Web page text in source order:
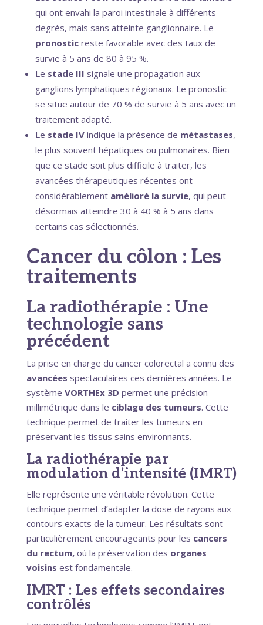
qui ont envahi la paroi intestinale à différents
degrés, mais sans atteinte ganglionnaire. Le
pronostic reste favorable avec des taux de
survie à 5 ans de 80 à 95 %.
Le stade III signale une propagation aux
ganglions lymphatiques régionaux. Le pronostic
se situe autour de 70 % de survie à 5 ans avec un
traitement adapté.
Le stade IVindique la présence de métastases,
le plus souvent hépatiques ou pulmonaires. Bien
que ce stade soit plus difficile à traiter, les
avancées thérapeutiques récentes ont
considérablement amélioré la survie, qui peut
désormais atteindre 30 à 40 % à 5 ans dans
certains cas sélectionnés.
Cancer du côlon : Les
traitements
La radiothérapie : Une
technologie sans
précédent
La prise en charge du cancer colorectal a connu des
avancées spectaculaires ces dernières années. Le
système VORTHEx 3D permet une précision
millimétrique dans le ciblage des tumeurs. Cette
technique permet de traiter les tumeurs en
préservant les tissus sains environnants.
La radiothérapie par
modulation d’intensité (IMRT)
Elle représente une véritable révolution. Cette
technique permet d’adapter la dose de rayons aux
contours exacts de la tumeur. Les résultats sont
particulièrement encourageants pour les cancers
du rectum,où la préservation des organes
voisins est fondamentale.
IMRT : Les effets secondaires
contrôlés